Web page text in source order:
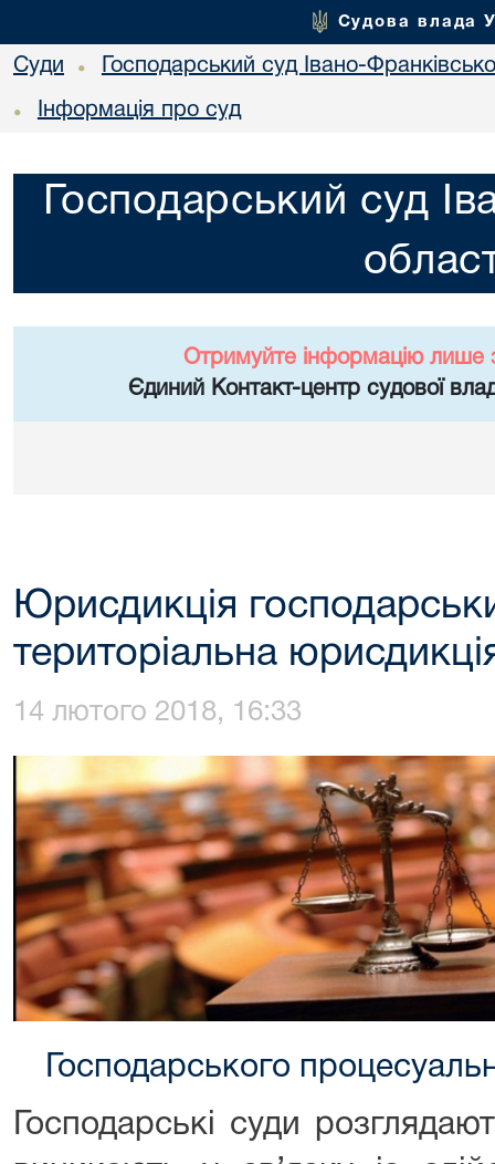
Судова влада
Суди • Господарський суд Івано-
• Інформація про суд
Господарський суд
Отримуйте інформацію лише
Єдиний Контакт-центр судової
Юрисдикція
територіальна
14 лютого 2018, 16:33
Господарського
Господарські суди